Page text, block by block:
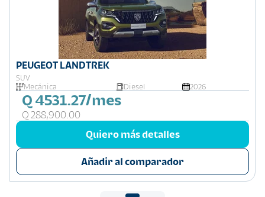
PEUGEOT LANDTREK
SUV
Mecánica
Diesel 2026
Q 4531.27/mes
Q 288,900.00
Quiero más detalles
Añadir al comparador